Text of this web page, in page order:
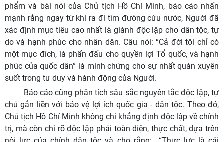
phẩm và bài nói của Chủ tịch Hồ Chí Minh, báo cáo nhấn
mạnh rằng ngay từ khi ra đi tìm đường cứu nước, Người đã
xác định mục tiêu cao nhất là giành độc lập cho dân tộc, tự
do và hạnh phúc cho nhân dân. Câu nói: “Cả đời tôi chỉ có
một mục đích, là phấn đấu cho quyền lợi Tổ quốc, và hạnh
phúc của quốc dân” là minh chứng cho sự nhất quán xuyên
suốt trong tư duy và hành động của Người.
Báo cáo cũng phân tích sâu sắc nguyên tắc độc lập, tự
chủ gắn liền với bảo vệ lợi ích quốc gia - dân tộc. Theo đó,
Chủ tịch Hồ Chí Minh không chỉ khẳng định độc lập về chính
trị, mà còn chỉ rõ độc lập phải toàn diện, thực chất, dựa trên